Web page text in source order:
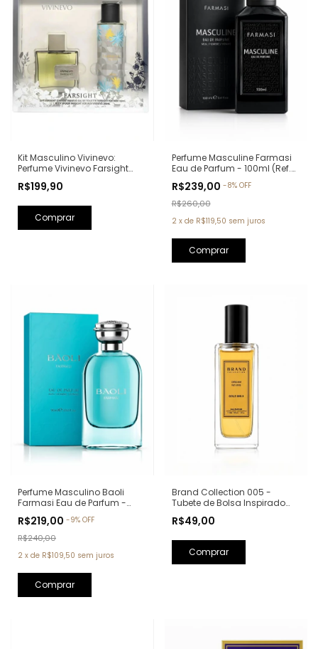
Kit Masculino Vivinevo:
Perfume Vivinevo Farsight
Splash Farsight 250ml
R$199,90
Perfume Masculine Farmasi
Eau de Parfum - 100ml (Ref.
Ford)
R$239,00 -8% OFF
R$260,00
2 x de R$119,50 sem juros
Perfume Masculino Baoli
Farmasi Eau de Parfum -
Homme Bvlgari)
R$219,00 -9% OFF
R$240,00
2 x de R$109,50 sem juros
Brand Collection 005 -
Tubete de Bolsa Inspirado
R$49,00